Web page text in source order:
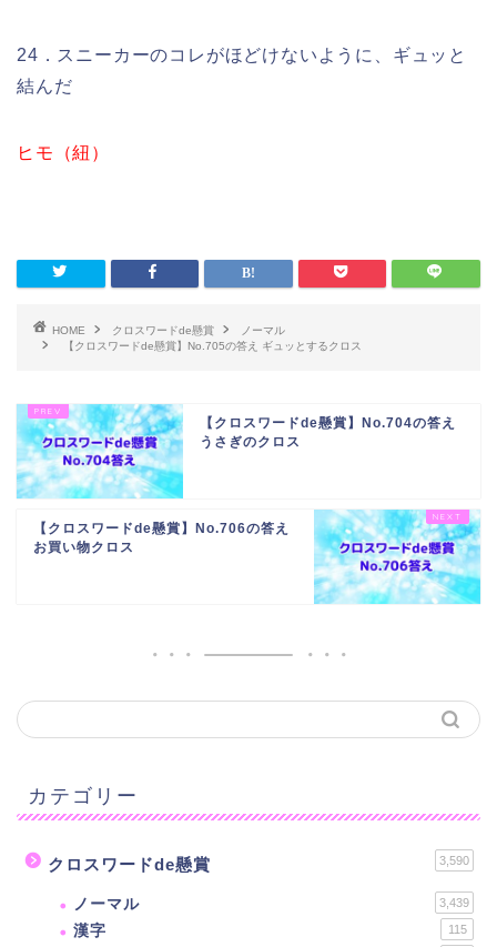
24．スニーカーのコレがほどけないように、ギュッと
結んだ
ヒモ（紐）
HOME クロスワードde懸賞
ノーマル
【クロスワードde懸賞】No.705の答え ギュッとするクロス
【クロスワードde懸賞】No.704の答え
うさぎのクロス
【クロスワードde懸賞】No.706の答え
お買い物クロス
カテゴリー
クロスワードde懸賞 3,590
ノーマル 3,439
漢字 115